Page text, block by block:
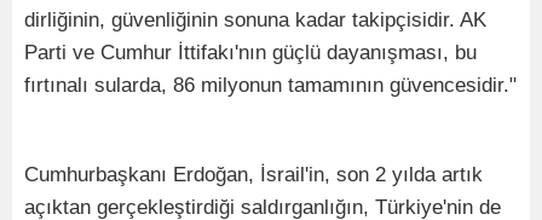
dirliğinin, güvenliğinin sonuna kadar takipçisidir. AK
Parti ve Cumhur İttifakı'nın güçlü dayanışması, bu
fırtınalı sularda, 86 milyonun tamamının güvencesidir."
Cumhurbaşkanı Erdoğan, İsrail'in, son 2 yılda artık
açıktan gerçekleştirdiği saldırganlığın, Türkiye'nin de